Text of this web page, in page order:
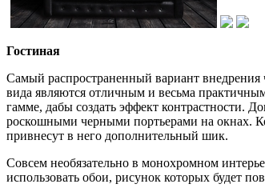
Гостиная
Самый распространенный вариант
вида являются отличным и весьма
гамме, дабы создать эффект контрастности.
роскошными черными портьерами на окнах.
привнесут в него дополнительный шик.
Совсем необязательно в монохромном
использовать обои, рисунок которых будет